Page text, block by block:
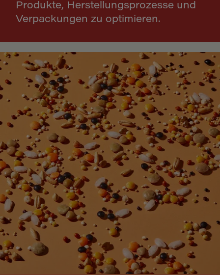
Produkte, Herstellungsprozesse und
Verpackungen zu optimieren.